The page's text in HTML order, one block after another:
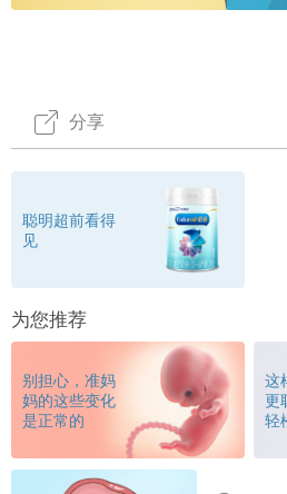
分享
聪明超前看得
见
为您推荐
别担心，准妈
妈的这些变化
是正常的
这
更
轻